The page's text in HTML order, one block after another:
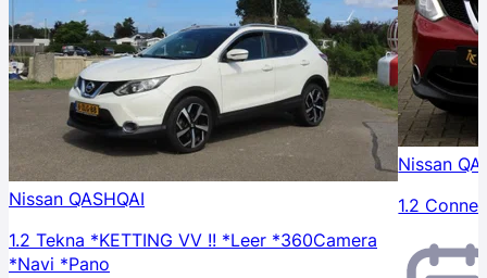
Nissan QASHQAI
1.2 Tekna *KETTING VV !! *Leer *360Camera
*Navi *Pano
Nissan
1.2